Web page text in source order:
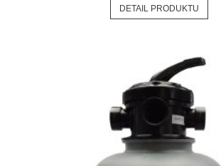
DETAIL PRODUKTU